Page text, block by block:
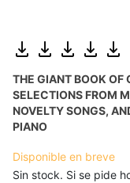
THE GIANT BOOK OF
SELECTIONS FROM
NOVELTY SONGS,
PIANO
Disponible en breve
Sin stock. Si se pide